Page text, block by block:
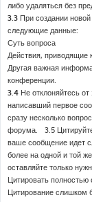
либо удаляться без
3.3 При создании
следующие данные:
Суть вопроса
Действия, приводящие
Другая важная
конференции.
3.4 Не отклоняйтесь
написавший первое
сразу несколько
форума. 3.5
ваше сообщение идет
более на одной и той
оставляйте только
Цитировать
Цитирование слишком